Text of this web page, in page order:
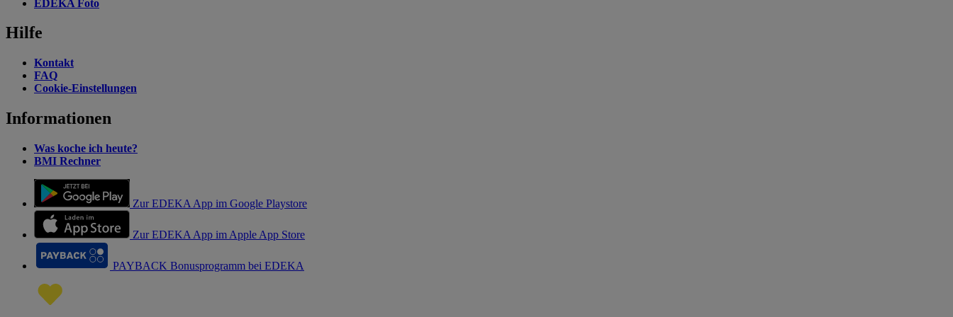
EDEKA Foto
Hilfe
Kontakt
FAQ
Cookie-Einstellungen
Informationen
Was koche ich heute?
BMI Rechner
Zur EDEKA App im Google Playstore
Zur EDEKA App im Apple App Store
PAYBACK Bonusprogramm bei EDEKA